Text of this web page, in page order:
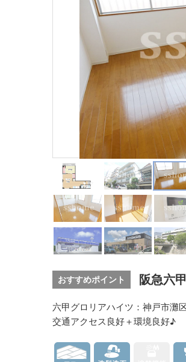
おすすめポイント 阪急六
六甲グロリアハイツ：神戸市灘
交通アクセス良好＋環境良好♪